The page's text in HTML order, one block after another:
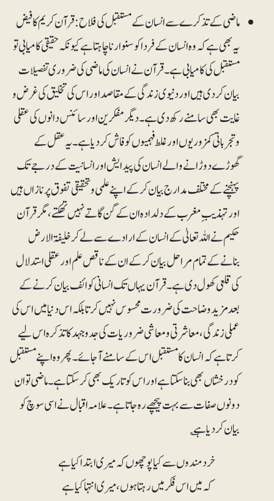
ماضی کے تذکرے سے انسان کے مستقبل کی فلاح: قرآن کریم کا فیض
یہ بھی ہے کہ وہ انسان کے فردا کو سنوارنا چاہتا ہے کیونکہ حقیقی کامیابی تو
مستقبل کی کامیابی ہے۔ قرآن نے انسان کی ماضی کی ضروری تفصیلات
بیان کردی ہیں اور دنیوی زندگی کے مقاصد اور اس کی تخلیق کی غرض و
غایت بھی سامنے رکھ دی ہے۔ دیگر مفکرین اور سائنس دانوں کی عقلی
و تجرباتی کمزوریوں اور غلط فہمیوں کو فاش کر دیا ہے۔ یہ عقل کے
گھوڑے دوڑانے والے انسان کی پیدایش اور انسانیت کے درجے تک
پہنچنے کے مختلف مدارج بیان کرکے اپنے علمی وتحقیقی تفوق پر نازاں ہیں
اور تہذیب ِ مغرب کے دلدادہ ان کے گن گاتے نہیں تھکتے، مگر قرآن
حکیم نے اللہ تعالیٰ کے انسان کے ارادے سے لے کر خلیفۃ الارض
بنانے کے تمام مراحل بیان کر کے ان کے ناقص علم اور عقلی استدلال
کی قلعی کھول دی ہے۔ قرآن یہاں تک انسانی کوائف بیان کرنے کے
بعد مزید وضاحت کی ضرورت محسوس نہیں کرتا بلکہ اس دنیا میں اس کی
عملی زندگی ، معاشرتی و معاشی ضروریات کی جدوجہد کا تذکرہ اس لیے
کرتا ہے کہ انسان کا مستقبل اس کے سامنے آجائے۔ پھر وہ اپنے مستقبل
کو درخشاں بھی بنا سکتا ہے اور اس کو تاریک بھی کرسکتا ہے۔ ماضی تو ان
دونوں صفات سے بہت پیچھے رہ جاتا ہے۔ علامہ اقبال نے اسی سوچ کو
بیان کر دیا ہے ؎
خرد مندوں سے کیا پوچھوں کہ میری ابتدا کیا ہے
کہ میں اس فکر میں رہتا ہوں، میری انتہا کیا ہے